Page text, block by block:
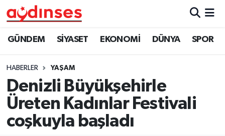
GÜNDEM SİYASET EKONOMİ DÜNYA SPOR
HABERLER YAŞAM
Denizli Büyükşehirle
Üreten Kadınlar Festivali
coşkuyla başladı
GÜNDEM
SİYASET
EKONOMİ
DÜNYA
Nöbetçi Eczaneler
Hava Durumu
Aydin Namaz Vakitleri
Trafik Durumu